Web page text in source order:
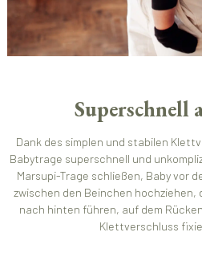
Superschnell
Dank des simplen und stabilen
Babytrage superschnell und
Marsupi-Trage schließen, Baby vor
zwischen den Beinchen hochziehen,
nach hinten führen, auf dem
Klettverschluss